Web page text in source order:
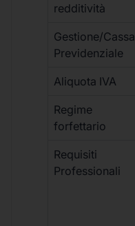
redditività
Gestione/Cassa
Previdenziale
Aliquota IVA
Regime
forfettario
Requisiti
Professionali